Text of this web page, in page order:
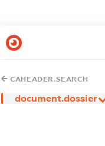
CAHEADER.SEARCH
document.dossier